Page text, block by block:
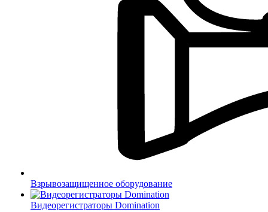
Взрывозащищенное оборудование
Видеорегистраторы Domination